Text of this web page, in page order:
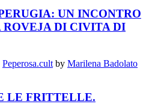
UN INCONTRO
ROVEJA DI CIVITA DI
Peperosa.cult by Marilena Badolato
LE FRITTELLE.